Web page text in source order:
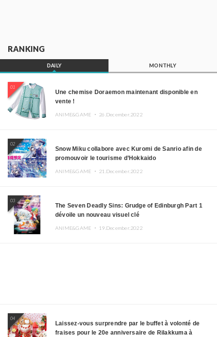
RANKING
DAILY MONTHLY
01
Une chemise Doraemon maintenant disponible en
vente !
ANIME&GAME ・ 26.December.2022
02
Snow Miku collabore avec Kuromi de Sanrio afin de
promouvoir le tourisme d’Hokkaido
ANIME&GAME ・ 21.December.2022
03
The Seven Deadly Sins: Grudge of Edinburgh Part 1
dévoile un nouveau visuel clé
ANIME&GAME ・ 19.December.2022
04
Laissez-vous surprendre par le buffet à volonté de
fraises pour le 20e anniversaire de Rilakkuma à